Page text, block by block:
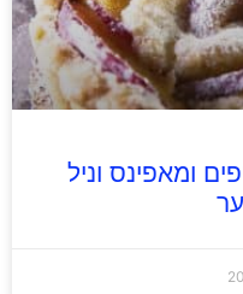
ומאפינס וניל